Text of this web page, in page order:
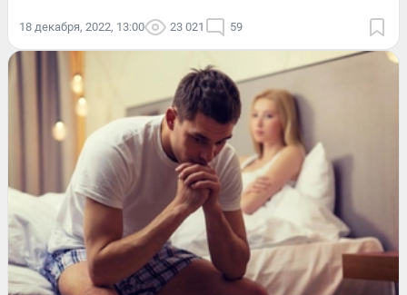
18 декабря, 2022, 13:00 23 021 59